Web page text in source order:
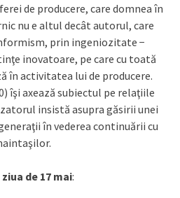
de producere, care domnea în
nu e altul decât autorul, care
prin ingeniozitate −
inovatoare, pe care cu toată
în activitatea lui de producere.
îşi axează subiectul pe relaţiile
insistă asupra găsirii unei
în vederea continuării cu
de 17 mai: